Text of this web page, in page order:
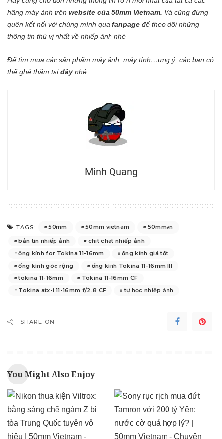
hãng máy ảnh trên website của 50mm Vietnam. Và cũng đừng
quên kết nối với chúng mình qua fanpage để theo dõi những
thông tin thú vị nhất về nhiếp ảnh nhé
Để tìm mua các sản phẩm máy ảnh, máy tính…ưng ý, các bạn có
thể ghé thăm tạiđây nhé
Minh Quang
TAGS: 50mm 50mm vietnam
50mmvn
bản tin nhiếp ảnh
chit chat nhiếp ảnh
ống kính for Tokina 11-16mm
ống kính giá tốt
ống kính góc rộng
ống kính Tokina 11-16mm III
tokina 11-16mm
Tokina 11-16mm CF
Tokina atx-i 11-16mm f/2.8 CF
tự học nhiếp ảnh
SHARE ON
You Might Also Enjoy